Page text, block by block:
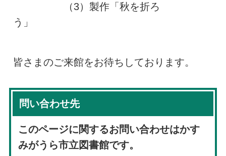
（3）製作「秋を折ろ
う」
皆さまのご来館をお待ちしております。
問い合わせ先
このページに関するお問い合わせはかす
みがうら市立図書館です。